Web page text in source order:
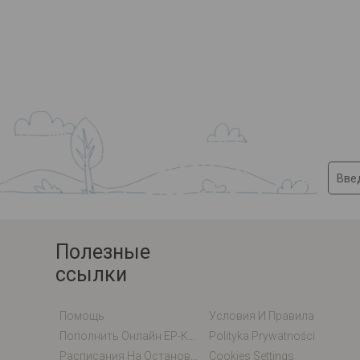
Полезные
ссылки
Помощь
Условия И Правила
Polityka Prywatności
Cookies Settings